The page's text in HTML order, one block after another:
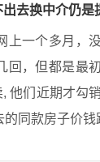
出去换中介仍是
上一个多月，
回，但都是最
他们近期才勾
同款房子价钱